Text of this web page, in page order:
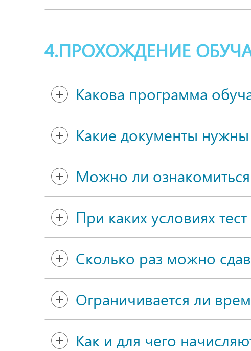
4.ПРОХОЖДЕНИЕ
Какова программа
Какие документы
Можно ли
При каких условиях
Сколько раз можно
Ограничивается ли
Как и для чего